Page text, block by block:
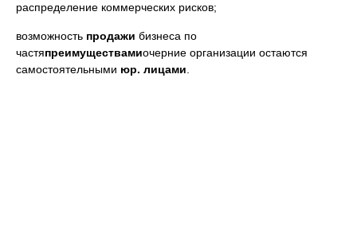
распределение коммерческих рисков;
возможность продажи бизнеса по
частяпреимуществамиочерние организации остаются
самостоятельными юр. лицами